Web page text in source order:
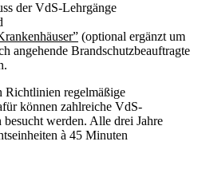
der VdS-Lehrgänge
(optional ergänzt um
angehende Brandschutzbeauftragte
Richtlinien regelmäßige
können zahlreiche VdS-
werden. Alle drei Jahre
à 45 Minuten